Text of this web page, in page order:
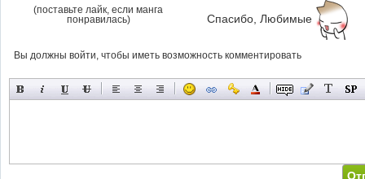
(поставьте лайк, если манга
понравилась)
Спасибо, Любимые
Вы должны войти, чтобы иметь возможность комментировать